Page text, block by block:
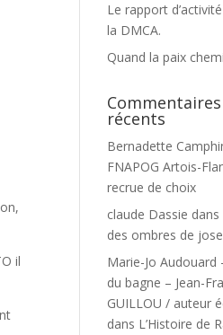
il
Le rapport
la DMCA.
Quand la paix
Commentaires
récents
Bernadette
FNAPOG Artois-
recrue de choix
claude Dassie dans
des ombres de
Marie-Jo Audouard
du bagne – Jean-
GUILLOU / auteur
dans L’Histoire de